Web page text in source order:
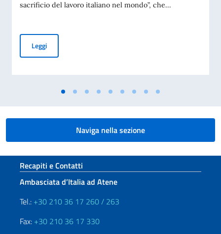
sacrificio del lavoro italiano nel mondo”, che...
LeggiCommemorazione del 70° anniversario della Tragedia di
Naviga nella sezione
Sezione footer
Recapiti e Contatti
Ambasciata d’Italia ad Atene
Tel.: +30 210 36 17 260 / 263
Fax: +30 210 36 17 330